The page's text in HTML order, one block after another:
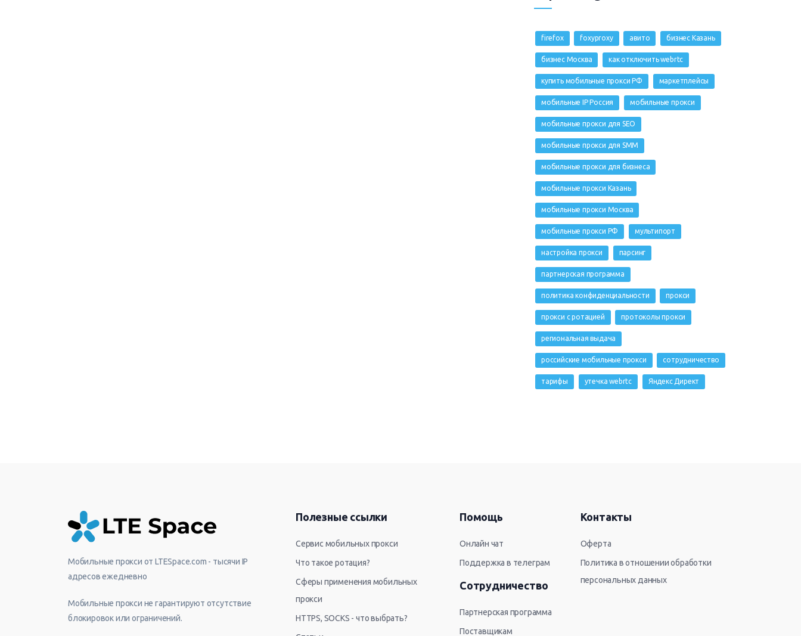
firefox foxyproxy авито бизнес Казань
бизнес Москва как отключить webrtc
купить мобильные прокси РФ маркетплейсы
мобильные IP Россия мобильные прокси
мобильные прокси для SEO
мобильные прокси для SMM
мобильные прокси для бизнеса
мобильные прокси Казань
мобильные прокси Москва
мобильные прокси РФ мультипорт
настройка прокси парсинг
партнерская программа
политика конфиденциальности прокси
прокси с ротацией протоколы прокси
региональная выдача
российские мобильные прокси сотрудничество
тарифы утечка webrtc Яндекс Директ
Мобильные прокси от LTESpace.com - тысячи IP
адресов ежедневно
Мобильные прокси не гарантируют отсутствие
блокировок или ограничений.
Полезные ссылки
Сервис мобильных прокси
Что такое ротация?
Сферы применения мобильных
прокси
HTTPS, SOCKS - что выбрать?
Помощь
Онлайн чат
Поддержка в телеграм
Сотрудничество
Партнерская программа
Поставщикам
Контакты
Оферта
Политика в отношении обработки
персональных данных